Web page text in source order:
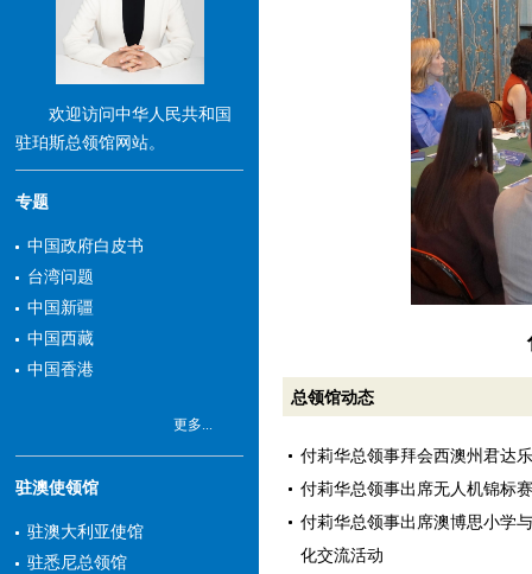
欢迎访问中华人民共和国
驻珀斯总领馆网站。
专题
中国政府白皮书
台湾问题
中国新疆
中国西藏
中国香港
更多...
驻澳使领馆
驻澳大利亚使馆
驻悉尼总领馆
总领馆动态
付莉华总领事拜会西澳州君达
付莉华总领事出席无人机锦标
付莉华总领事出席澳博思小学
化交流活动